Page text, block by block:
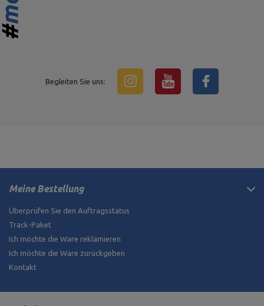
Begleiten Sie uns:
Meine Bestellung
Überprüfen Sie den Auftragsstatus
Track-Paket
Ich möchte die Ware reklamieren
Ich möchte die Ware zurückgeben
Kontakt